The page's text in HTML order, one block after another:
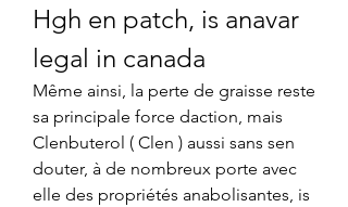
Hgh en patch, is anavar
legal in canada
Même ainsi, la perte de graisse reste
sa principale force daction, mais
Clenbuterol ( Clen ) aussi sans sen
douter, à de nombreux porte avec
elle des propriétés anabolisantes, is